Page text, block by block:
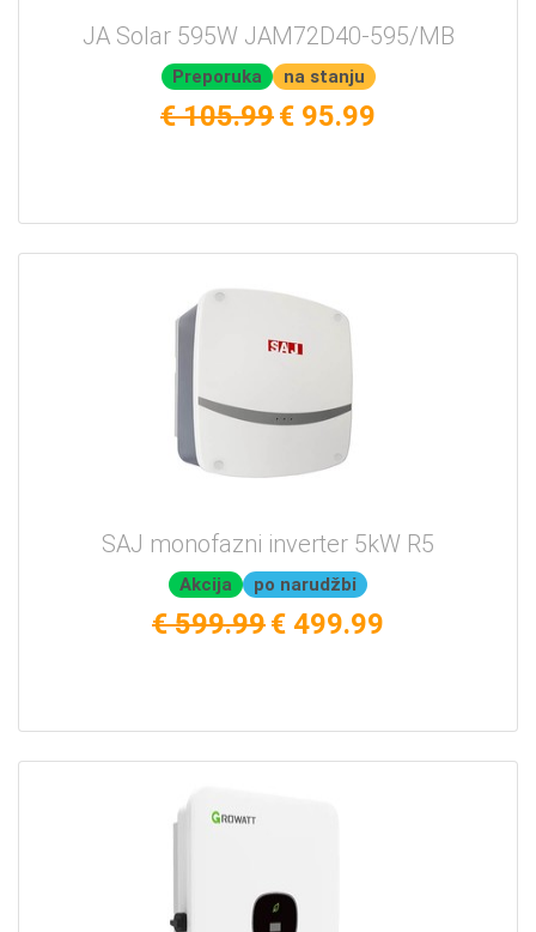
JA Solar 595W JAM72D40-595/MB
Preporuka na stanju
€ 105.99€ 95.99
SAJ monofazni inverter 5kW R5
Akcija po narudžbi
€ 599.99€ 499.99